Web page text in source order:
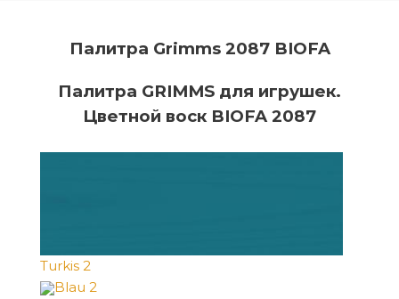
Палитра Grimms 2087 BIOFA
Палитра GRIMMS для игрушек.
Цветной воск BIOFA 2087
Turkis 2
Blau 2